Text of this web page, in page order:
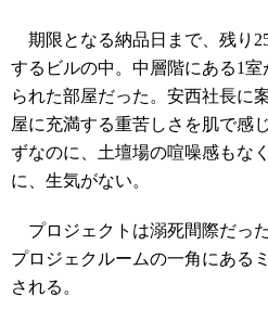
期限となる納品日まで、残り
するビルの中。中層階にある1室
られた部屋だった。安西社長に
屋に充満する重苦しさを肌で感
ずなのに、土壇場の喧噪感もな
に、生気がない。
プロジェクトは溺死間際だっ
プロジェクルームの一角にある
される。